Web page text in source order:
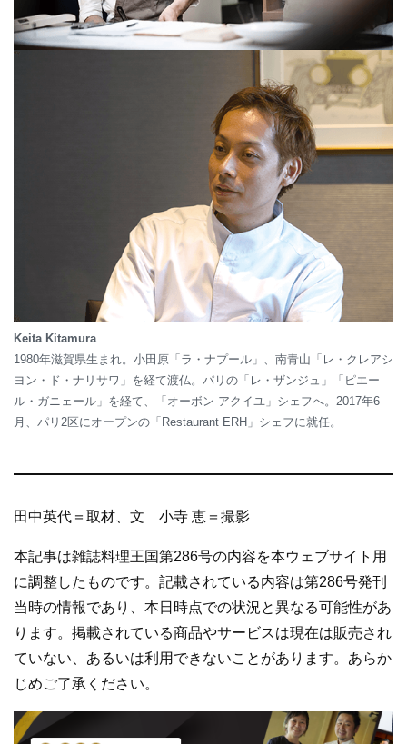
Keita Kitamura
1980年滋賀県生まれ。小田原「ラ・ナプール」、南青山「レ・クレアシ
ヨン・ド・ナリサワ」を経て渡仏。パリの「レ・ザンジュ」「ピエー
ル・ガニェール」を経て、「オーボン アクイユ」シェフへ。2017年6
月、パリ2区にオープンの「Restaurant ERH」シェフに就任。
田中英代＝取材、文 小寺 恵＝撮影
本記事は雑誌料理王国第286号の内容を本ウェブサイト用
に調整したものです。記載されている内容は第286号発刊
当時の情報であり、本日時点での状況と異なる可能性があ
ります。掲載されている商品やサービスは現在は販売され
ていない、あるいは利用できないことがあります。あらか
じめご了承ください。